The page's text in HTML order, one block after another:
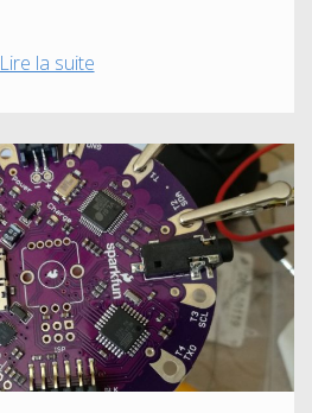
Lire la suiteThackavoir
continue